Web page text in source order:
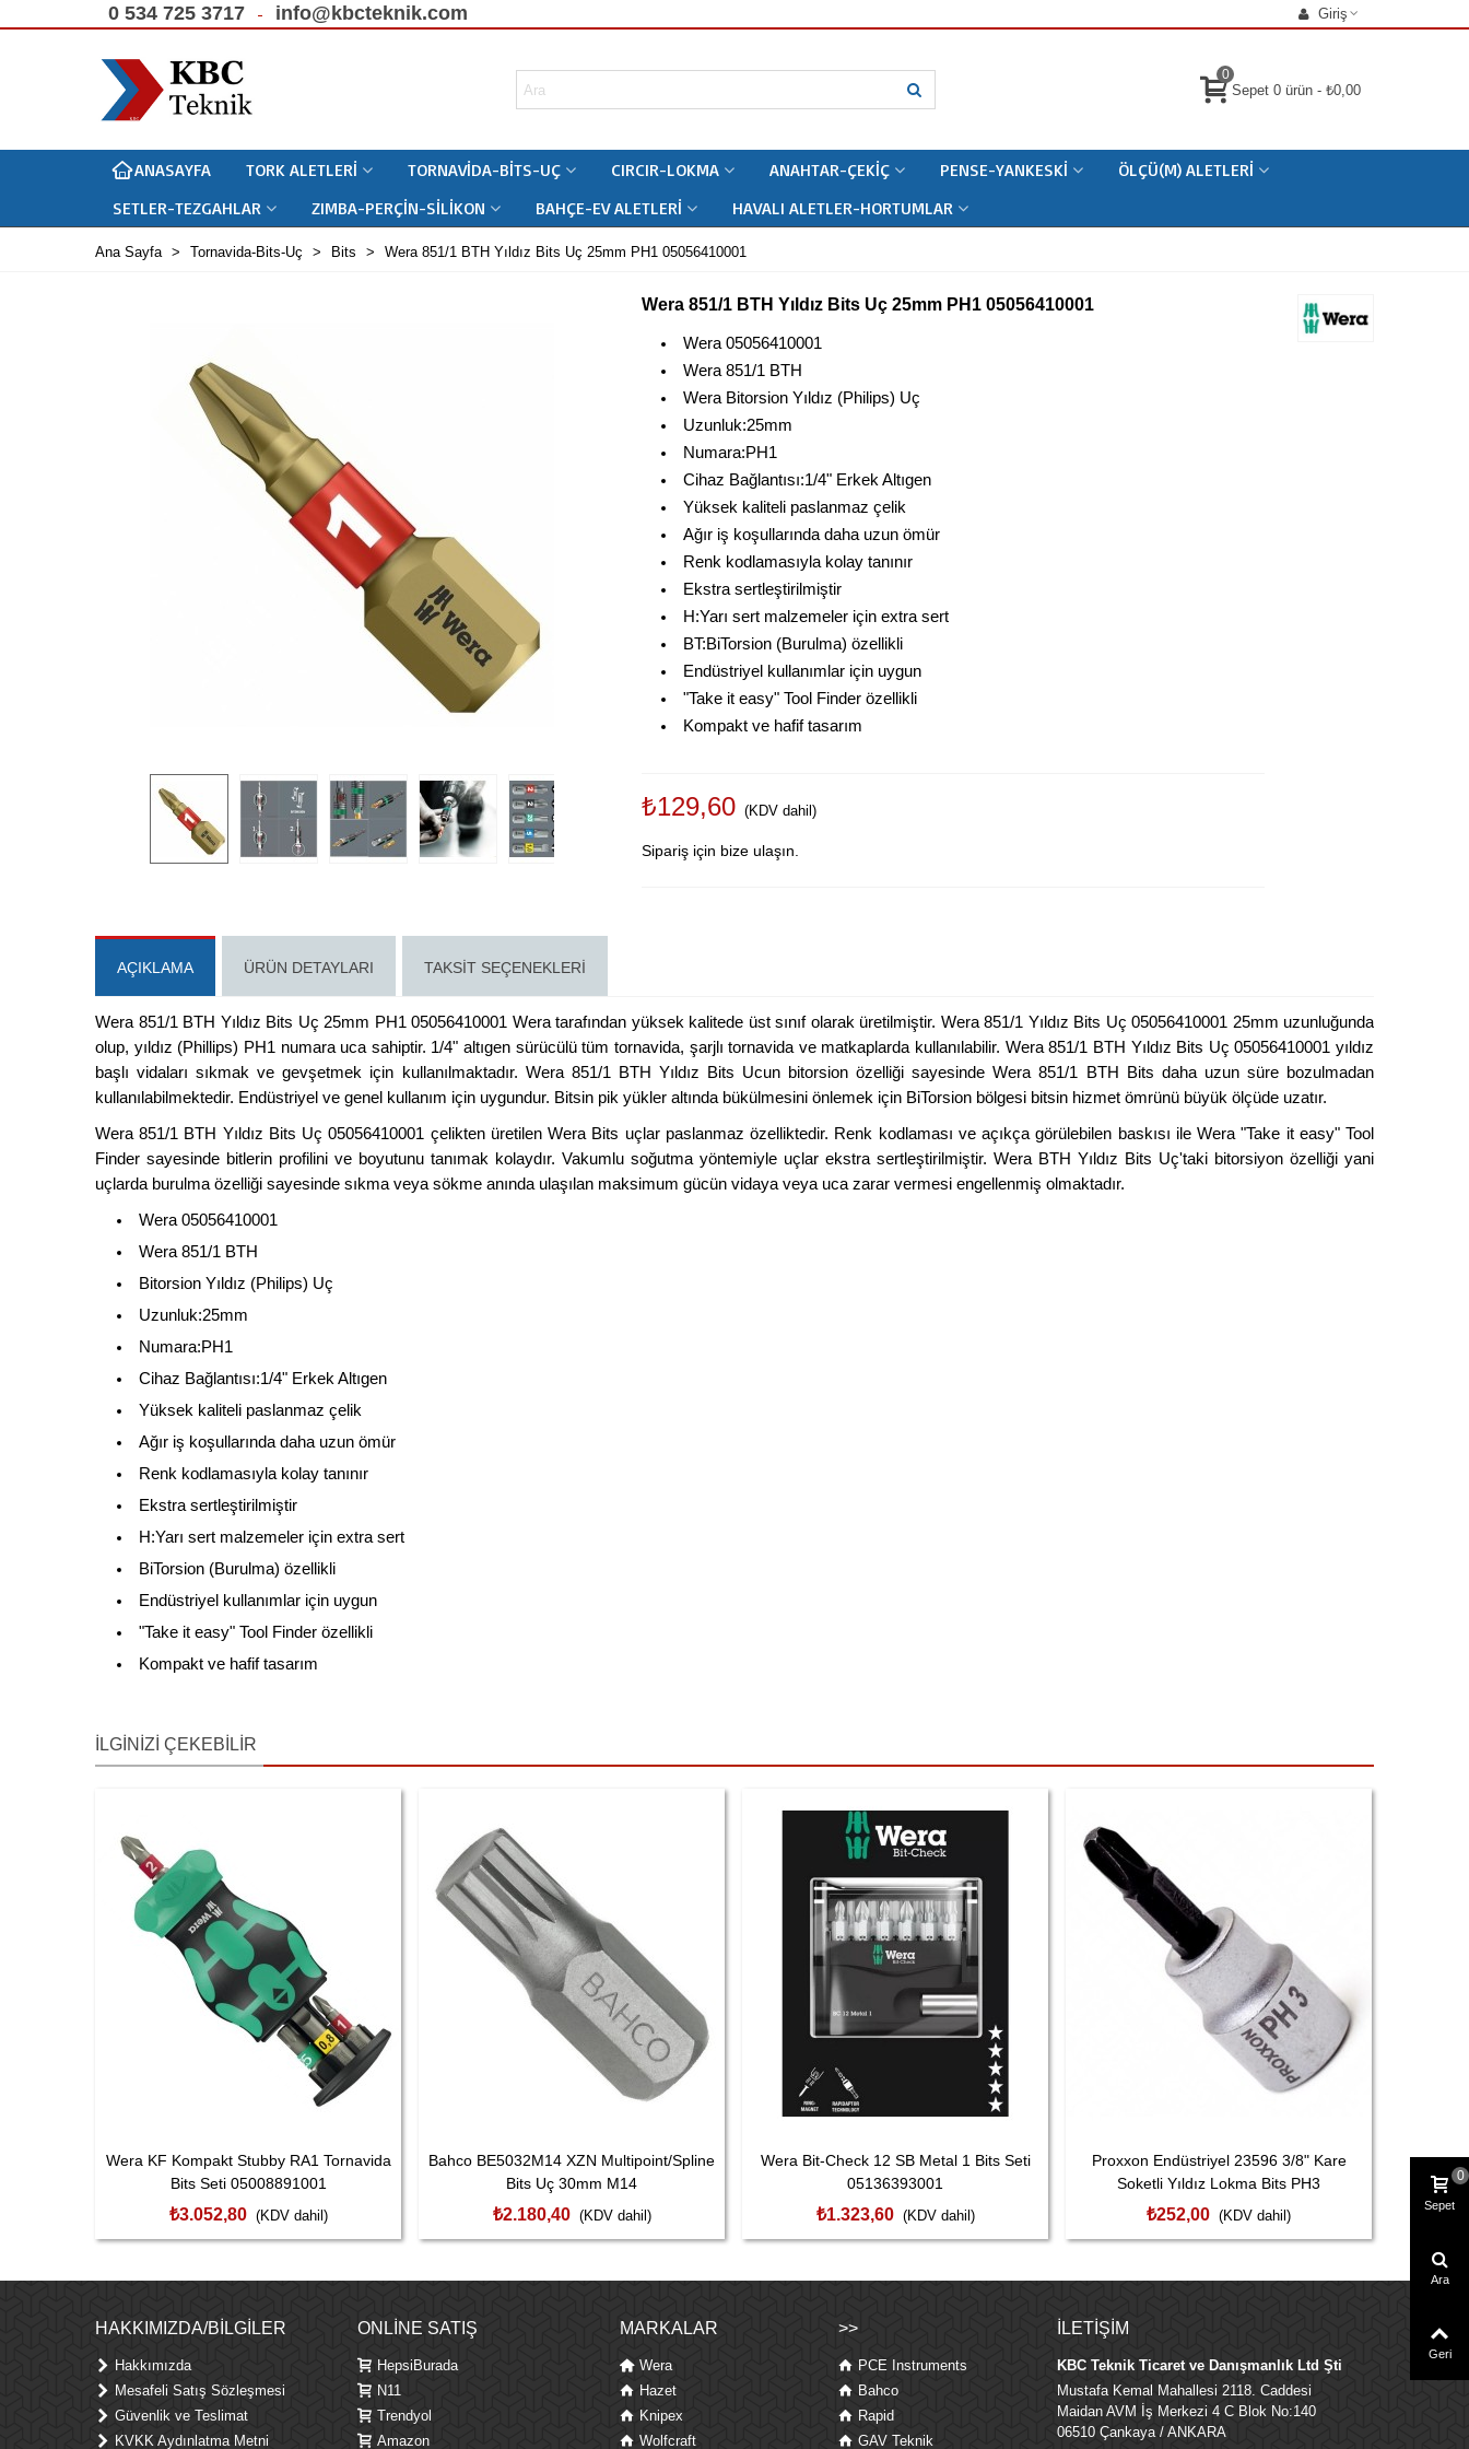
0 534 725 3717 info@kbcteknik.com Giriş
0
Sepet 0 ürün - ₺0,00
ANASAYFA TORK ALETLERI TORNAVIDA-BITS-UÇ CIRCIR-LOKMA ANAHTAR-ÇEKIÇ PENSE-YANKESKI
ÖLÇÜ(M) ALETLERI
SETLER-TEZGAHLAR
ZIMBA-PERÇIN-SILIKON BAHÇE-EV ALETLERI HAVALI ALETLER-HORTUMLAR
Ana Sayfa > Tornavida-Bits-Uç > Bits > Wera 851/1 BTH Yıldız Bits Uç 25mm PH1 05056410001
Wera 851/1 BTH Yıldız Bits Uç 25mm PH1 05056410001
Wera 05056410001
Wera 851/1 BTH
Wera Bitorsion Yıldız (Philips) Uç
Uzunluk:25mm
Numara:PH1
Cihaz Bağlantısı:1/4" Erkek Altıgen
Yüksek kaliteli paslanmaz çelik
Ağır iş koşullarında daha uzun ömür
Renk kodlamasıyla kolay tanınır
Ekstra sertleştirilmiştir
H:Yarı sert malzemeler için extra sert
BT:BiTorsion (Burulma) özellikli
Endüstriyel kullanımlar için uygun
"Take it easy" Tool Finder özellikli
Kompakt ve hafif tasarım
₺129,60 (KDV dahil)
Sipariş için bize ulaşın.
AÇIKLAMA ÜRÜN DETAYLARI TAKSIT SEÇENEKLERI
Wera 851/1 BTH Yıldız Bits Uç 25mm PH1 05056410001 Wera tarafından yüksek kalitede üst sınıf olarak üretilmiştir. Wera 851/1 Yıldız Bits Uç 05056410001 25mm uzunluğunda
olup, yıldız (Phillips) PH1 numara uca sahiptir. 1/4" altıgen sürücülü tüm tornavida, şarjlı tornavida ve matkaplarda kullanılabilir. Wera 851/1 BTH Yıldız Bits Uç 05056410001 yıldız
başlı vidaları sıkmak ve gevşetmek için kullanılmaktadır. Wera 851/1 BTH Yıldız Bits Ucun bitorsion özelliği sayesinde Wera 851/1 BTH Bits daha uzun süre bozulmadan
kullanılabilmektedir. Endüstriyel ve genel kullanım için uygundur. Bitsin pik yükler altında bükülmesini önlemek için BiTorsion bölgesi bitsin hizmet ömrünü büyük ölçüde uzatır.
Wera 851/1 BTH Yıldız Bits Uç 05056410001 çelikten üretilen Wera Bits uçlar paslanmaz özelliktedir. Renk kodlaması ve açıkça görülebilen baskısı ile Wera "Take it easy" Tool
Finder sayesinde bitlerin profilini ve boyutunu tanımak kolaydır. Vakumlu soğutma yöntemiyle uçlar ekstra sertleştirilmiştir. Wera BTH Yıldız Bits Uç'taki bitorsiyon özelliği yani
uçlarda burulma özelliği sayesinde sıkma veya sökme anında ulaşılan maksimum gücün vidaya veya uca zarar vermesi engellenmiş olmaktadır.
Wera 05056410001
Wera 851/1 BTH
Bitorsion Yıldız (Philips) Uç
Uzunluk:25mm
Numara:PH1
Cihaz Bağlantısı:1/4" Erkek Altıgen
Yüksek kaliteli paslanmaz çelik
Ağır iş koşullarında daha uzun ömür
Renk kodlamasıyla kolay tanınır
Ekstra sertleştirilmiştir
H:Yarı sert malzemeler için extra sert
BiTorsion (Burulma) özellikli
Endüstriyel kullanımlar için uygun
"Take it easy" Tool Finder özellikli
Kompakt ve hafif tasarım
İLGINIZI ÇEKEBILIR
Wera KF Kompakt Stubby RA1 Tornavida
Bits Seti 05008891001
₺3.052,80 (KDV dahil)
Bahco BE5032M14 XZN Multipoint/Spline
Bits Uç 30mm M14
₺2.180,40 (KDV dahil)
Wera Bit-Check 12 SB Metal 1 Bits Seti
05136393001
₺1.323,60 (KDV dahil)
Proxxon Endüstriyel 23596 3/8" Kare
Soketli Yıldız Lokma Bits PH3
₺252,00 (KDV dahil)
HAKKIMIZDA/BILGILER
Hakkımızda
Mesafeli Satış Sözleşmesi
Güvenlik ve Teslimat
KVKK Aydınlatma Metni
ONLINE SATIŞ
HepsiBurada
N11
Trendyol
Amazon
MARKALAR
Wera
Hazet
Knipex
Wolfcraft
>>
PCE Instruments
Bahco
Rapid
GAV Teknik
İLETIŞIM
KBC Teknik Ticaret ve Danışmanlık Ltd Şti
Mustafa Kemal Mahallesi 2118. Caddesi
Maidan AVM İş Merkezi 4 C Blok No:140
06510 Çankaya / ANKARA
Sepet
0
Ara
Geri